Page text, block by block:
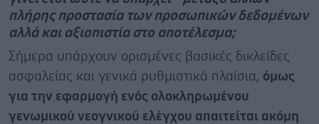
πλήρης προστασία των προσωπικών δεδομένων
αλλά και αξιοπιστία στο αποτέλεσμα;
Σήμερα υπάρχουν ορισμένες βασικές δικλείδες
ασφαλείας και γενικά ρυθμιστικά πλαίσια, όμως
για την εφαρμογή ενός ολοκληρωμένου
γενωμικού νεογνικού ελέγχου απαιτείται ακόμη